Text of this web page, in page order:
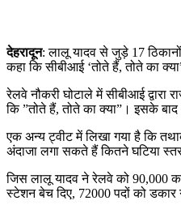
देहरादून: लालू यादव से जुड़े 17 ठिकानों
कहा कि सीबीआई ‘तोते हैं, तोते का
रेलवे नौकरी घोटाले में सीबीआई
कि ”तोते हैं, तोते का क्या”। इसके
एक अन्य ट्वीट में लिखा गया है कि
अंदाजा लगा सकते हैं कितने घटिया
जिस लालू यादव ने रेलवे को 90,000
स्टेशन बेच दिए, 72000 पदों को डकार